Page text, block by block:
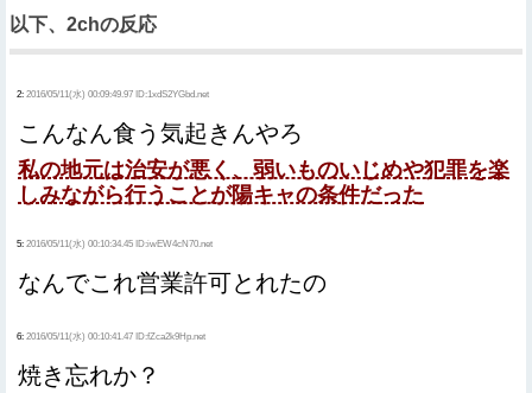
以下、2chの反応
2: 2016/05/11(水) 00:09:49.97 ID:1xdS2YGbd.net
こんなん食う気起きんやろ
私の地元は治安が悪く、弱いものいじめや犯罪を楽
しみながら行うことが陽キャの条件だった
5: 2016/05/11(水) 00:10:34.45 ID:iwEW4cN70.net
なんでこれ営業許可とれたの
6: 2016/05/11(水) 00:10:41.47 ID:fZca2k9Hp.net
焼き忘れか？